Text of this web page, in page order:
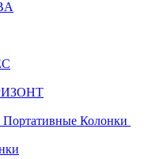
Портативные Колонки